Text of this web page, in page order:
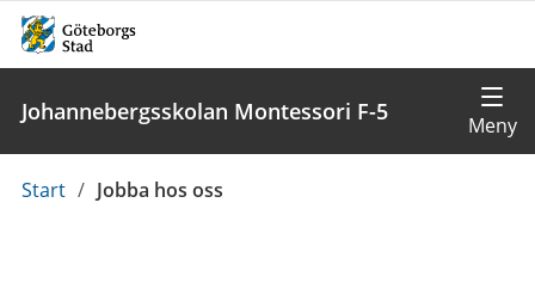
Johannebergsskolan Montessori F-5
Du
Start / Jobba hos oss